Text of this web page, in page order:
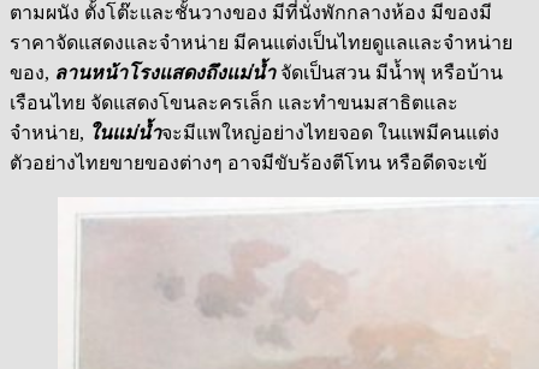
ตามผนัง ตั้งโต๊ะและชั้นวางของ มีที่นั่งพักกลางห้อง มีของมี
ราคาจัดแสดงและจำหน่าย มีคนแต่งเป็นไทยดูแลและจำหน่าย
ของ, ลานหน้าโรงแสดงถึงแม่น้ำ จัดเป็นสวน มีน้ำพุ หรือบ้าน
เรือนไทย จัดแสดงโขนละครเล็ก และทำขนมสาธิตและ
จำหน่าย, ในแม่น้ำจะมีแพใหญ่อย่างไทยจอด ในแพมีคนแต่ง
ตัวอย่างไทยขายของต่างๆ อาจมีขับร้องตีโทน หรือดีดจะเข้